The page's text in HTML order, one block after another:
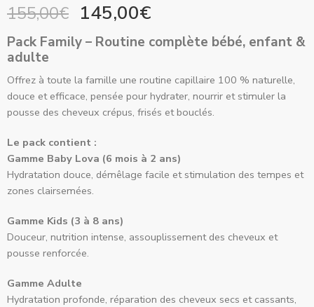
155,00€ 145,00€
Pack Family – Routine complète bébé, enfant &
adulte
Offrez à toute la famille une routine capillaire 100 % naturelle,
douce et efficace, pensée pour hydrater, nourrir et stimuler la
pousse des cheveux crépus, frisés et bouclés.
Le pack contient :
Gamme Baby Lova (6 mois à 2 ans)
Hydratation douce, démêlage facile et stimulation des tempes et
zones clairsemées.
Gamme Kids (3 à 8 ans)
Douceur, nutrition intense, assouplissement des cheveux et
pousse renforcée.
Gamme Adulte
Hydratation profonde, réparation des cheveux secs et cassants,